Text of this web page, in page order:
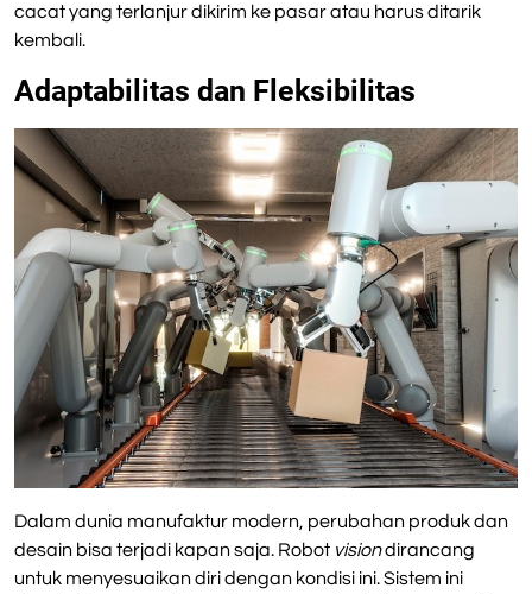
cacat yang terlanjur dikirim ke pasar atau harus ditarik
kembali.
Adaptabilitas dan Fleksibilitas
Dalam dunia manufaktur modern, perubahan produk dan
desain bisa terjadi kapan saja. Robot visiondirancang
untuk menyesuaikan diri dengan kondisi ini. Sistem ini